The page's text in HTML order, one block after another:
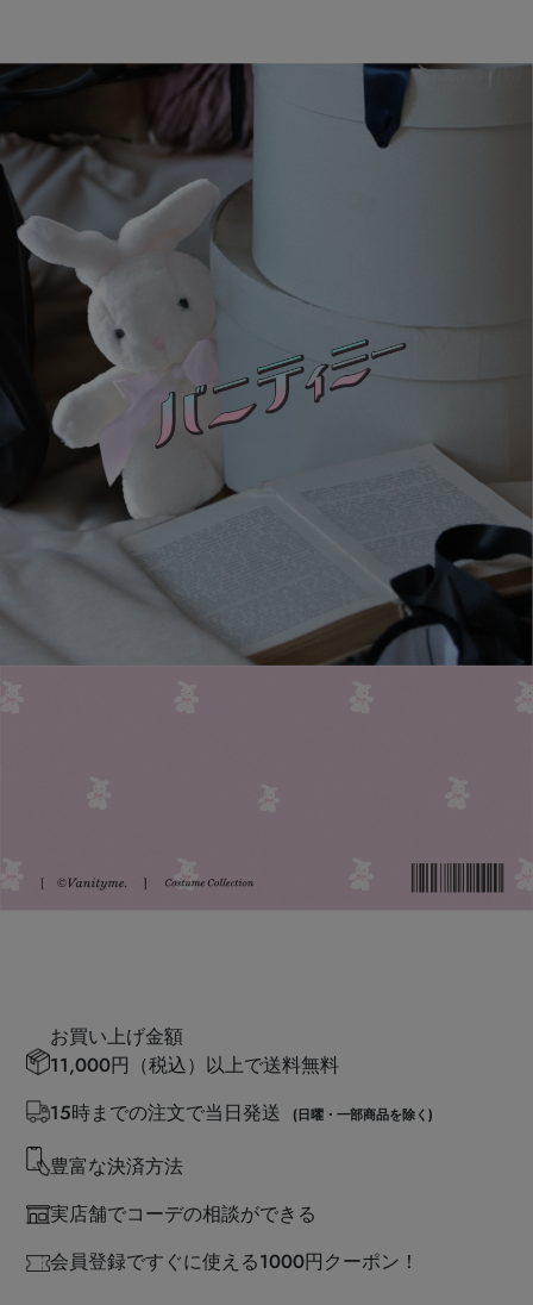
お買い上げ金額
11,000円（税込）以上で送料無料
15時までの注文で当日発送
(日曜・一部商品を除く)
豊富な決済方法
実店舗でコーデの相談ができる
会員登録ですぐに使える1000円クーポン！